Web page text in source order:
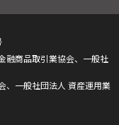
融商品取引業協会、一般社
、一般社団法人 資産運用業